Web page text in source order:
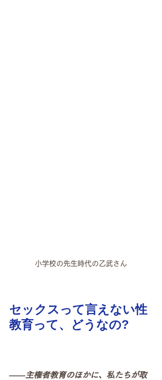
小学校の先生時代の乙武さん
セックスって言えない性
教育って、どうなの?
――主権者教育のほかに、私たちが取